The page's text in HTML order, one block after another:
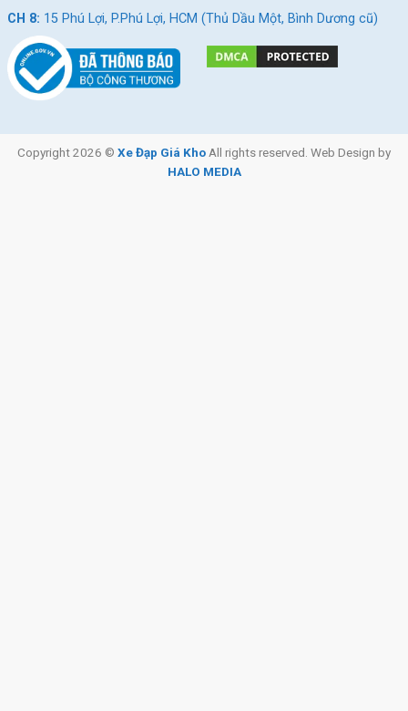
Khi sử dụng xe đạp touring và xe đạp đường phố, việc trang bị
các phụ kiện phù hợp không chỉ giúp tăng cường hiệu suất mà
còn mang lại sự an toàn và tiện nghi cho người sử dụng. Dưới
đây là danh sách những phụ kiện cần thiết và phổ biến cho các
Túi Hành Lý và Giá Đỡ
: Dùng để đựng đồ dùng cá nhân, dụng cụ sửa
CH 8: 15 Phú Lợi, P.Phú Lợi, HCM (Thủ Dầu Một, Bình Dương cũ)
Copyright 2026 © Xe Đạp Giá KhoAll rights reserved. Web Design by
HALO MEDIA